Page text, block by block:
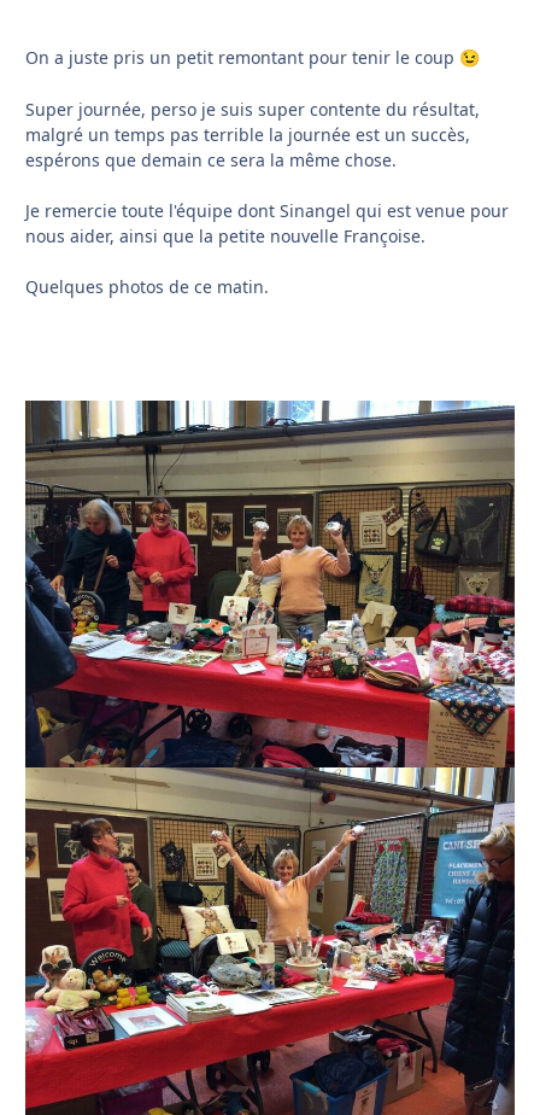
On a juste pris un petit remontant pour tenir le coup 😉
Super journée, perso je suis super contente du résultat,
malgré un temps pas terrible la journée est un succès,
espérons que demain ce sera la même chose.
Je remercie toute l'équipe dont Sinangel qui est venue pour
nous aider, ainsi que la petite nouvelle Françoise.
Quelques photos de ce matin.